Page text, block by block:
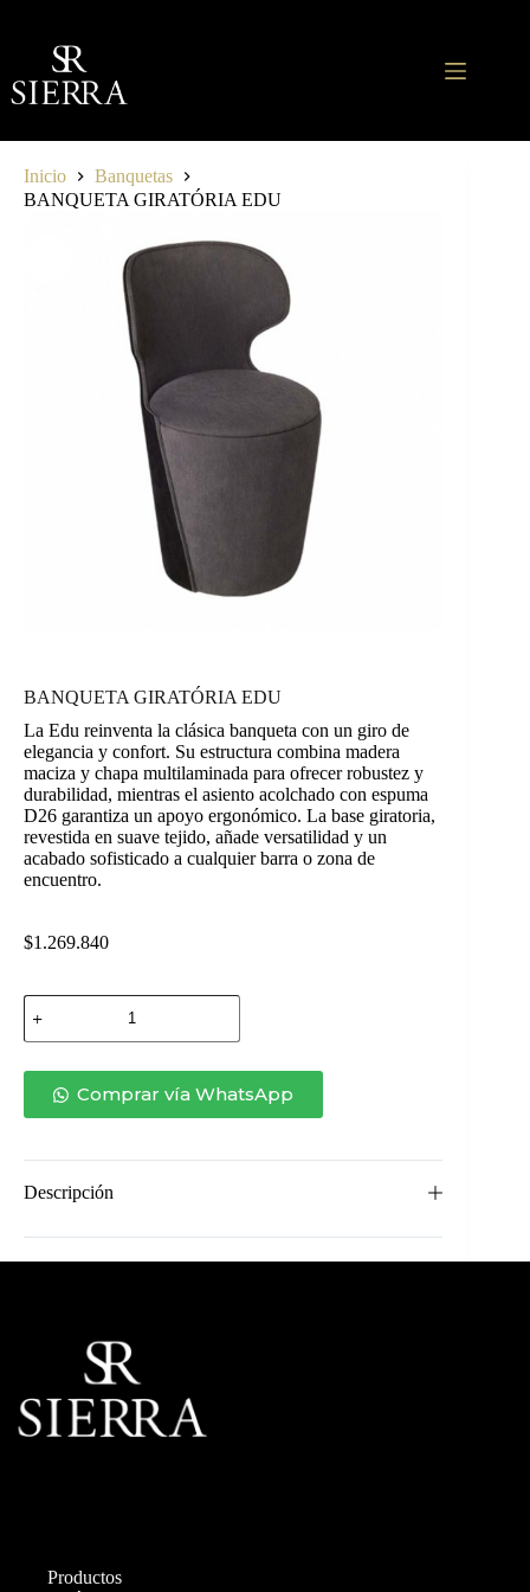
contenido
Inicio
Banquetas
BANQUETA GIRATÓRIA EDU
BANQUETA GIRATÓRIA EDU
La Edu reinventa la clásica banqueta con un giro de
elegancia y confort. Su estructura combina madera
maciza y chapa multilaminada para ofrecer robustez y
durabilidad, mientras el asiento acolchado con espuma
D26 garantiza un apoyo ergonómico. La base giratoria,
revestida en suave tejido, añade versatilidad y un
acabado sofisticado a cualquier barra o zona de
encuentro.
$1.269.840
BANQUETA
GIRATÓRIA
EDU
Comprar vía WhatsApp
Descripción
Productos